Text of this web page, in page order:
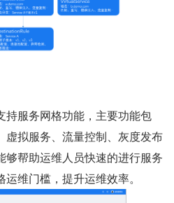
持服务网格功能，主要功能包
虚拟服务、流量控制、灰度发布
够帮助运维人员快速的进行服务
维门槛，提升运维效率。